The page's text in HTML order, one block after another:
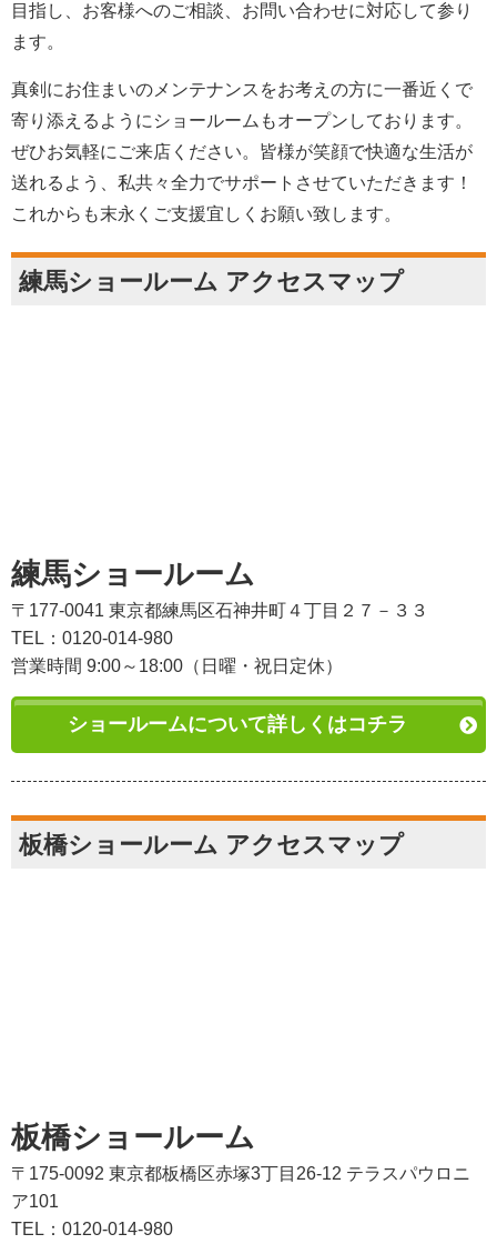
目指し、お客様へのご相談、お問い合わせに対応して参り
ます。
真剣にお住まいのメンテナンスをお考えの方に一番近くで
寄り添えるようにショールームもオープンしております。
ぜひお気軽にご来店ください。皆様が笑顔で快適な生活が
送れるよう、私共々全力でサポートさせていただきます！
これからも末永くご支援宜しくお願い致します。
練馬ショールーム アクセスマップ
練馬ショールーム
〒177-0041 東京都練馬区石神井町４丁目２７－３３
TEL：0120-014-980
営業時間 9:00～18:00（日曜・祝日定休）
ショールームについて詳しくはコチラ
板橋ショールーム アクセスマップ
板橋ショールーム
〒175-0092 東京都板橋区赤塚3丁目26-12 テラスパウロニ
ア101
TEL：0120-014-980